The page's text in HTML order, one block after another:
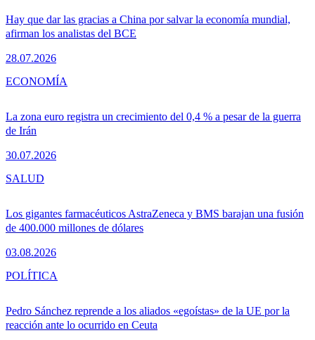
Hay que dar las gracias a China por salvar la economía mundial,
afirman los analistas del BCE
28.07.2026
La zona euro registra un crecimiento del 0,4 % a pesar de la guerra
de Irán
30.07.2026
ECONOMÍA
Los gigantes farmacéuticos AstraZeneca y BMS barajan una fusión
de 400.000 millones de dólares
03.08.2026
SALUD
Pedro Sánchez reprende a los aliados «egoístas» de la UE por la
reacción ante lo ocurrido en Ceuta
POLÍTICA